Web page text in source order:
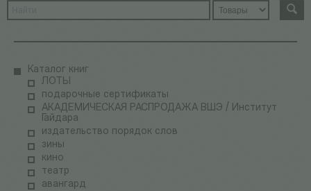
Каталог книг
ЛОТЫ
подарочные сертификаты
АКАДЕМИЧЕСКАЯ РАСПРОДАЖА ВШЭ / Институт
Гайдара
издательство порядок слов
зины
кино
театр
авангард